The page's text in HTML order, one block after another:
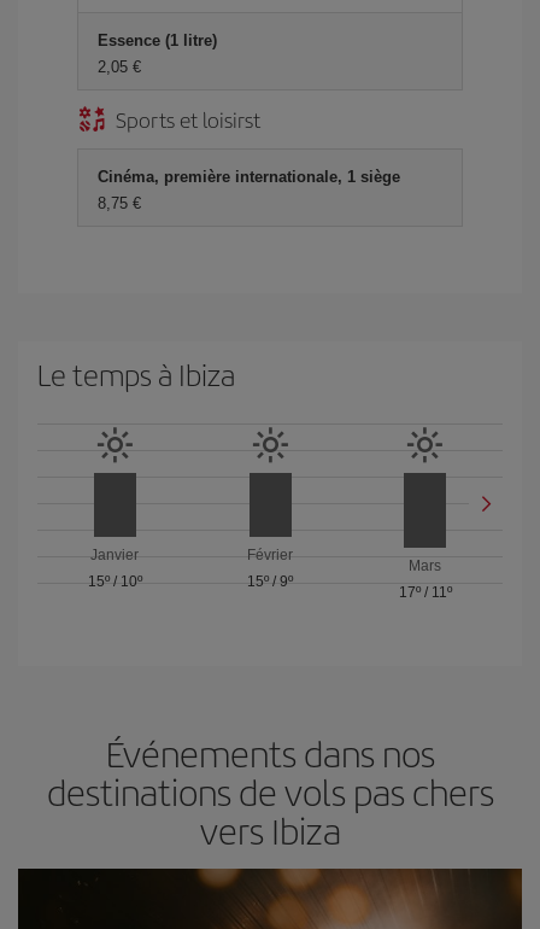
Essence (1 litre)
2,05 €
Sports et loisirst
Cinéma, première internationale, 1 siège
8,75 €
Le temps à Ibiza
Janvier
15º/ 10º
Février
15º / 9º
Mars
17º/ 11º
Événements dans nos
destinations de vols pas chers
vers Ibiza